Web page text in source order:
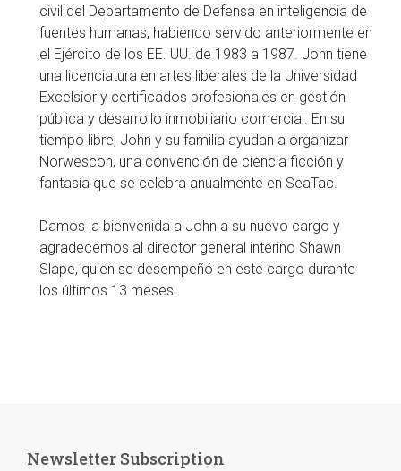
civil del Departamento de Defensa en inteligencia de
fuentes humanas, habiendo servido anteriormente en
el Ejército de los EE. UU. de 1983 a 1987. John tiene
una licenciatura en artes liberales de la Universidad
Excelsior y certificados profesionales en gestión
pública y desarrollo inmobiliario comercial. En su
tiempo libre, John y su familia ayudan a organizar
Norwescon, una convención de ciencia ficción y
fantasía que se celebra anualmente en SeaTac.
Damos la bienvenida a John a su nuevo cargo y
agradecemos al director general interino Shawn
Slape, quien se desempeñó en este cargo durante
los últimos 13 meses.
Newsletter Subscription